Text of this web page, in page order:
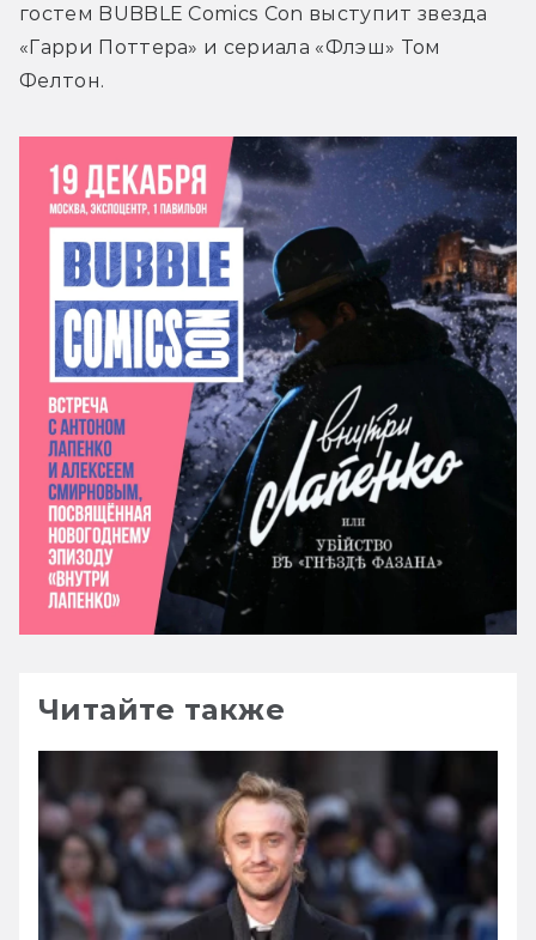
гостем BUBBLE Comics Con выступит звезда
«Гарри Поттера» и сериала «Флэш» Том
Фелтон.
Читайте также